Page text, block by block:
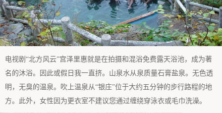
电视剧“北方风云”宫泽里惠就是在拍摄和混浴免费露天浴池，成为著
名的沐浴。因此或假日我一直挤。山泉水从泉质量石膏盐泉。无色透
明，无臭的温泉。吹上温泉从“银庄”位于大约五分钟的步行路程的地
方。此外，女性因为更衣室不建议您通过缠绕穿泳衣或毛巾洗澡。